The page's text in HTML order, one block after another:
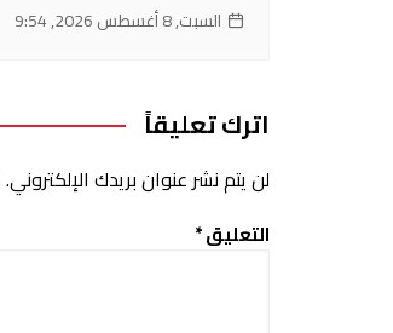
السبت, 8 أغسطس 2026, 9:54
اترك تعليقاً
لن يتم نشر عنوان بريدك الإلكتروني.
التعليق*